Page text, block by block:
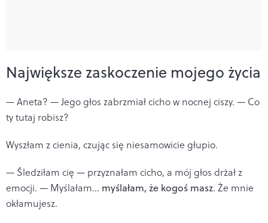
Największe zaskoczenie mojego życia
— Aneta? — Jego głos zabrzmiał cicho w nocnej ciszy. — Co
ty tutaj robisz?
Wyszłam z cienia, czując się niesamowicie głupio.
— Śledziłam cię — przyznałam cicho, a mój głos drżał z
emocji. — Myślałam... myślałam, że kogoś masz. Że mnie
okłamujesz.